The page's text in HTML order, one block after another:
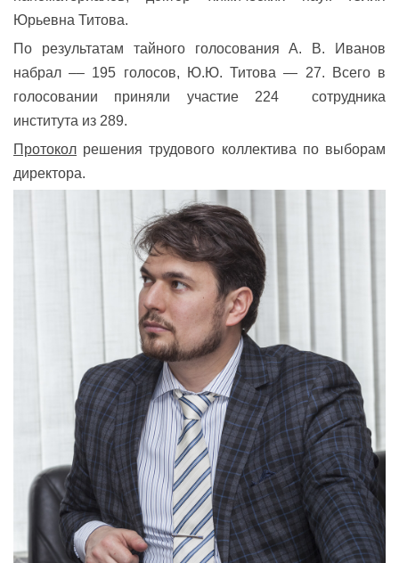
Юрьевна Титова.
По результатам тайного голосования А. В. Иванов
набрал –– 195 голосов, Ю.Ю. Титова — 27. Всего в
голосовании приняли участие 224 сотрудника
института из 289.
Протокол решения трудового коллектива по выборам
директора.